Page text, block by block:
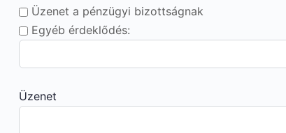
Üzenet a pénzügyi bizottságnak
Egyéb érdeklődés:
Üzenet